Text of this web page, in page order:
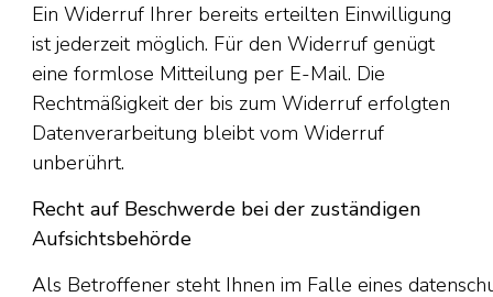
Ein Widerruf Ihrer bereits erteilten Einwilligung
ist jederzeit möglich. Für den Widerruf genügt
eine formlose Mitteilung per E-Mail. Die
Rechtmäßigkeit der bis zum Widerruf erfolgten
Datenverarbeitung bleibt vom Widerruf
unberührt.
Recht auf Beschwerde bei der zuständigen
Aufsichtsbehörde
Als Betroffener steht Ihnen im Falle eines